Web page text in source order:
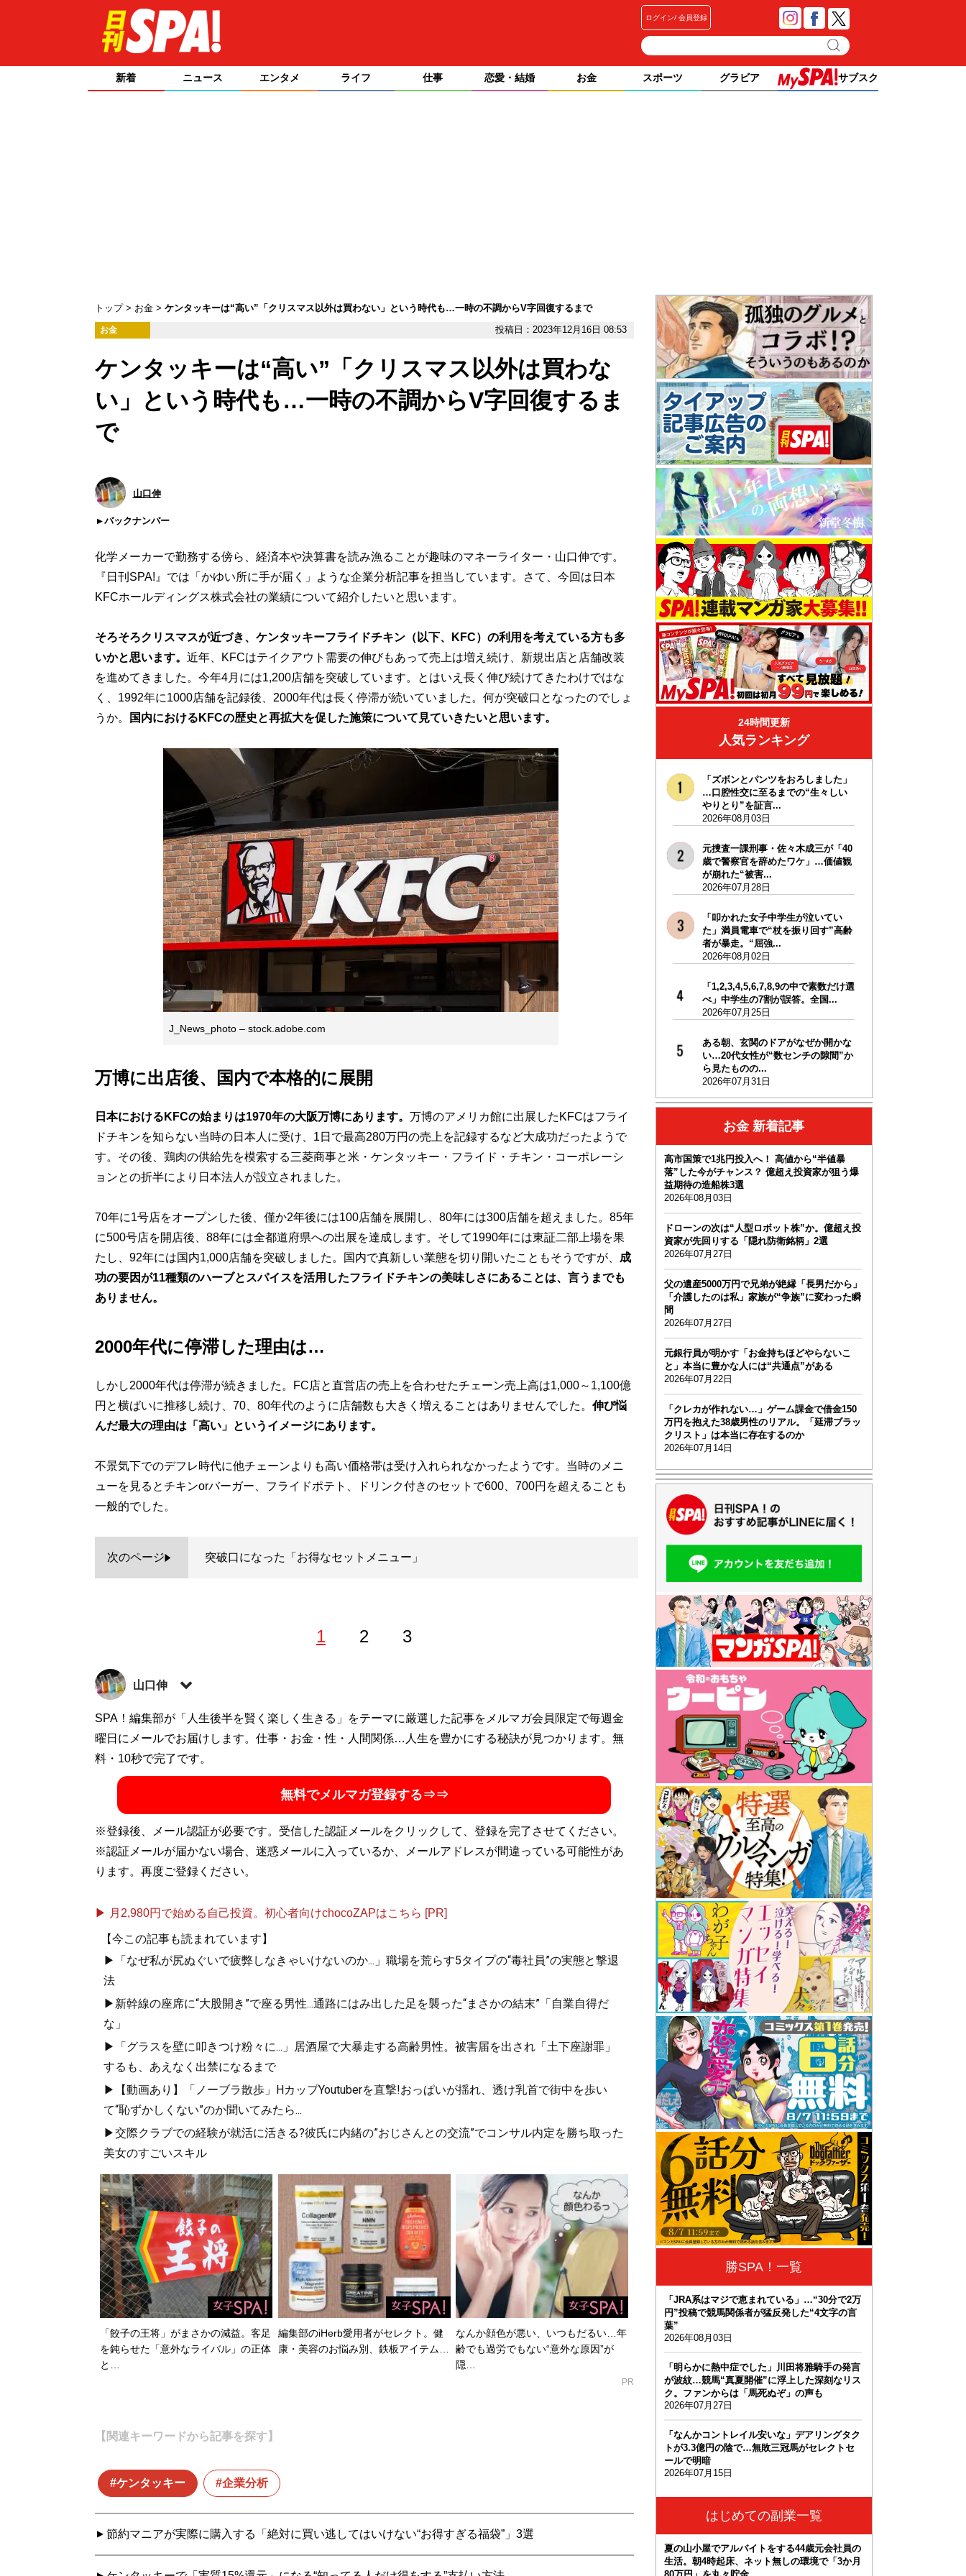
ログイン 会員登録
新着 ニュース エンタメ ライフ 仕事 恋愛・結婚 お金 スポーツ グラビア サブスク
トップ お金 ケンタッキーは“高い”「クリスマス以外は買わない」という時代も…一時の不調からV字回復するまで
お金 投稿日：2023年12月16日 08:53
ケンタッキーは“高い”「クリスマス以外は買わな
い」という時代も…一時の不調からV字回復するま
で
山口伸
バックナンバー
化学メーカーで勤務する傍ら、経済本や決算書を読み漁ることが趣味のマネーライター・山口伸です。
『日刊SPA!』では「かゆい所に手が届く」ような企業分析記事を担当しています。さて、今回は日本
KFCホールディングス株式会社の業績について紹介したいと思います。
そろそろクリスマスが近づき、ケンタッキーフライドチキン（以下、KFC）の利用を考えている方も多
いかと思います。 近年、KFCはテイクアウト需要の伸びもあって売上は増え続け、新規出店と店舗改装
を進めてきました。今年4月には1,200店舗を突破しています。とはいえ長く伸び続けてきたわけではな
く、1992年に1000店舗を記録後、2000年代は長く停滞が続いていました。何が突破口となったのでしょ
うか。
国内におけるKFCの歴史と再拡大を促した施策について見ていきたいと思います。
J_News_photo – stock.adobe.com
万博に出店後、国内で本格的に展開
日本におけるKFCの始まりは1970年の大阪万博にあります。 万博のアメリカ館に出展したKFCはフライ
ドチキンを知らない当時の日本人に受け、1日で最高280万円の売上を記録するなど大成功だったようで
す。その後、鶏肉の供給先を模索する三菱商事と米・ケンタッキー・フライド・チキン・コーポレーシ
ョンとの折半により日本法人が設立されました。
70年に1号店をオープンした後、僅か2年後には100店舗を展開し、80年には300店舗を超えました。85年
に500号店を開店後、88年には全都道府県への出展を達成します。そして1990年には東証二部上場を果
たし、92年には国内1,000店舗を突破しました。国内で真新しい業態を切り開いたこともそうですが、 成
功の要因が11種類のハーブとスパイスを活用したフライドチキンの美味しさにあることは、言うまでも
ありません。
2000年代に停滞した理由は…
しかし2000年代は停滞が続きました。FC店と直営店の売上を合わせたチェーン売上高は1,000～1,100億
円と横ばいに推移し続け、70、80年代のように店舗数も大きく増えることはありませんでした。 伸び悩
んだ最大の理由は「高い」というイメージにあります。
不景気下でのデフレ時代に他チェーンよりも高い価格帯は受け入れられなかったようです。当時のメニ
ューを見るとチキンorバーガー、フライドポテト、ドリンク付きのセットで600、700円を超えることも
一般的でした。
次のページ 突破口になった「お得なセットメニュー」
1 2 3
山口伸
経済・テクノロジー・不動産分野のライター。企業分析や都市開発の記事を執筆する。取得した資格は
簿記、ファイナンシャルプランナー。趣味は経済関係の本や決算書を読むこと。 Twitter：
@shin_yamaguchi_
SPA！編集部が「人生後半を賢く楽しく生きる」をテーマに厳選した記事をメルマガ会員限定で毎週金
曜日にメールでお届けします。仕事・お金・性・人間関係…人生を豊かにする秘訣が見つかります。無
料・10秒で完了です。
無料でメルマガ登録する⇒⇒
※登録後、メール認証が必要です。受信した認証メールをクリックして、登録を完了させてください。
※認証メールが届かない場合、迷惑メールに入っているか、メールアドレスが間違っている可能性があ
ります。再度ご登録ください。
▶ 月2,980円で始める自己投資。初心者向けchocoZAPはこちら [PR]
【今この記事も読まれています】
▶「なぜ私が尻ぬぐいで疲弊しなきゃいけないのか...」職場を荒らす5タイプの“毒社員”の実態と撃退
法
▶新幹線の座席に“大股開き”で座る男性...通路にはみ出した足を襲った“まさかの結末”「自業自得だ
な」
▶「グラスを壁に叩きつけ粉々に...」居酒屋で大暴走する高齢男性。被害届を出され「土下座謝罪」
するも、あえなく出禁になるまで
▶【動画あり】「ノーブラ散歩」HカップYoutuberを直撃!おっぱいが揺れ、透け乳首で街中を歩い
て“恥ずかしくない”のか聞いてみたら...
▶交際クラブでの経験が就活に活きる?彼氏に内緒の”おじさんとの交流”でコンサル内定を勝ち取った
美女のすごいスキル
「餃子の王将」がまさかの減益。客足
を鈍らせた「意外なライバル」の正体
と…
編集部のiHerb愛用者がセレクト。健
康・美容のお悩み別、鉄板アイテム…
なんか顔色が悪い、いつもだるい…年
齢でも過労でもない“意外な原因”が
隠…
PR
【関連キーワードから記事を探す】
ケンタッキー 企業分析
節約マニアが実際に購入する「絶対に買い逃してはいけない“お得すぎる福袋”」3選
24時間更新
人気ランキング
「ズボンとパンツをおろしました」
…口腔性交に至るまでの“生々しい
やりとり”を証言...
2026年08月03日
元捜査一課刑事・佐々木成三が「40
歳で警察官を辞めたワケ」…価値観
が崩れた“被害...
2026年07月28日
「叩かれた女子中学生が泣いてい
た」満員電車で“杖を振り回す”高齢
者が暴走。“屈強...
2026年08月02日
「1,2,3,4,5,6,7,8,9の中で素数だけ選
べ」中学生の7割が誤答。全国...
2026年07月25日
ある朝、玄関のドアがなぜか開かな
い…20代女性が“数センチの隙間”か
ら見たものの...
2026年07月31日
お金 新着記事
高市国策で1兆円投入へ！ 高値から“半値暴
落”した今がチャンス？ 億超え投資家が狙う爆
益期待の造船株3選
2026年08月03日
ドローンの次は“人型ロボット株”か。億超え投
資家が先回りする「隠れ防衛銘柄」2選
2026年07月27日
父の遺産5000万円で兄弟が絶縁「長男だから」
「介護したのは私」家族が“争族”に変わった瞬
間
2026年07月27日
元銀行員が明かす「お金持ちほどやらないこ
と」本当に豊かな人には“共通点”がある
2026年07月22日
「クレカが作れない…」ゲーム課金で借金150
万円を抱えた38歳男性のリアル。「延滞ブラッ
クリスト」は本当に存在するのか
2026年07月14日
勝SPA！一覧
「JRA系はマジで恵まれている」…“30分で2万
円”投稿で競馬関係者が猛反発した“4文字の言
葉”
2026年08月03日
「明らかに熱中症でした」川田将雅騎手の発言
が波紋…競馬“真夏開催”に浮上した深刻なリス
ク。ファンからは「馬死ぬぞ」の声も
2026年07月27日
「なんかコントレイル安いな」デアリングタク
トが3.3億円の陰で…無敗三冠馬がセレクトセ
ールで明暗
2026年07月15日
はじめての副業一覧
夏の山小屋でアルバイトをする44歳元会社員の
生活。朝4時起床、ネット無しの環境で「3か月